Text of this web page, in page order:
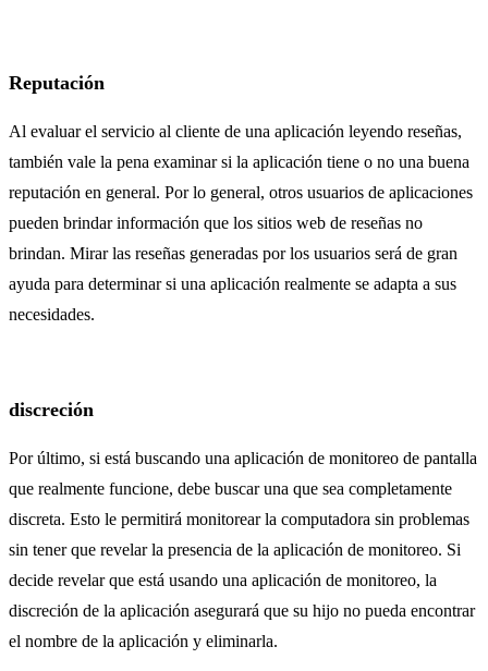
Reputación
Al evaluar el servicio al cliente de una aplicación leyendo reseñas,
también vale la pena examinar si la aplicación tiene o no una buena
reputación en general. Por lo general, otros usuarios de aplicaciones
pueden brindar información que los sitios web de reseñas no
brindan. Mirar las reseñas generadas por los usuarios será de gran
ayuda para determinar si una aplicación realmente se adapta a sus
necesidades.
discreción
Por último, si está buscando una aplicación de monitoreo de pantalla
que realmente funcione, debe buscar una que sea completamente
discreta. Esto le permitirá monitorear la computadora sin problemas
sin tener que revelar la presencia de la aplicación de monitoreo. Si
decide revelar que está usando una aplicación de monitoreo, la
discreción de la aplicación asegurará que su hijo no pueda encontrar
el nombre de la aplicación y eliminarla.